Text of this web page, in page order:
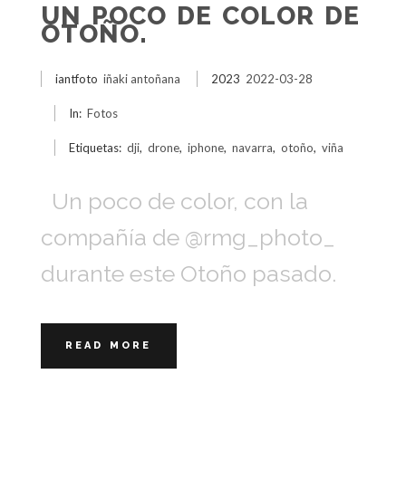
UN POCO DE COLOR DE
OTOÑO.
iantfoto iñaki antoñana 2023 2022-03-28
In: Fotos
Etiquetas: dji, drone, iphone, navarra, otoño, viña
Un poco de color, con la
compañía de @rmg_photo_
durante este Otoño pasado.
READ MORE